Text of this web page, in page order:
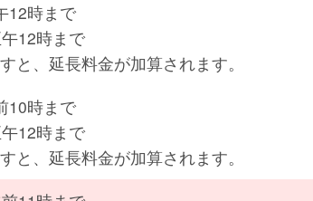
12時まで
12時まで
と、延長料金が加算されます。
10時まで
12時まで
と、延長料金が加算されます。